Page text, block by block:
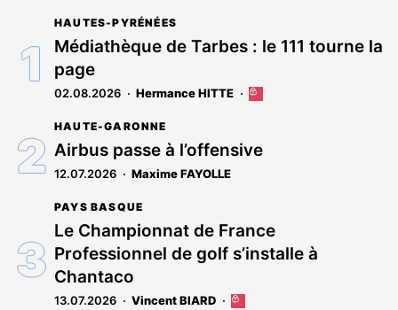
HAUTES-PYRÉNÉES
Médiathèque de Tarbes : le 111 tourne la
page
02.08.2026 Hermance HITTE
Cet
réservé
aux
HAUTE-GARONNE
Airbus passe à l’offensive
12.07.2026 Maxime FAYOLLE
PAYS BASQUE
Le Championnat de France
Professionnel de golf s’installe à
Chantaco
13.07.2026 Vincent BIARD
Cet